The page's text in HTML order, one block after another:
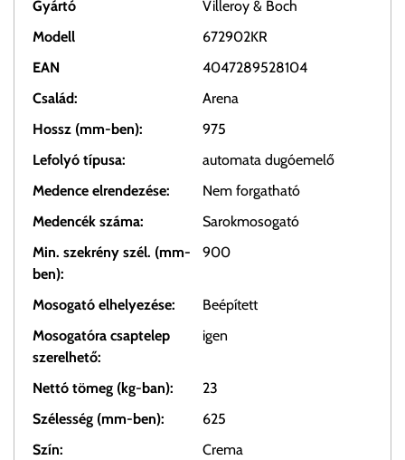
Gyártó
Villeroy & Boch
Modell
672902KR
EAN
4047289528104
Család:
Arena
Hossz (mm-ben):
975
Lefolyó típusa:
automata dugóemelő
Medence elrendezése:
Nem forgatható
Medencék száma:
Sarokmosogató
Min. szekrény szél. (mm-
ben):
900
Mosogató elhelyezése:
Beépített
Mosogatóra csaptelep
szerelhető:
igen
Nettó tömeg (kg-ban):
23
Szélesség (mm-ben):
625
Szín:
Crema